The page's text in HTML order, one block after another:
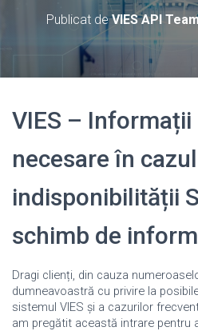
Publicat deVIES API
VIES –
necesare în cazul
indisponibilității
schimb de
Dragi clienți, din cauza
dumneavoastră cu privire la
sistemul VIES și a cazurilor
am pregătit această intrare pentru